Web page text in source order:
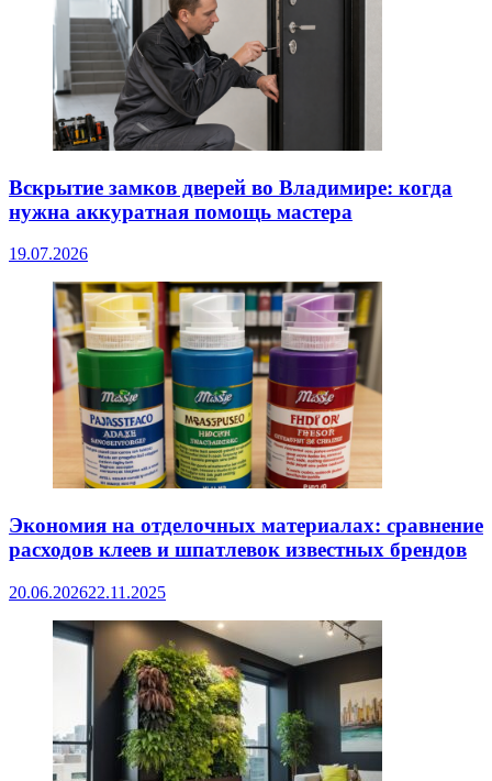
Вскрытие замков дверей во Владимире: когда
нужна аккуратная помощь мастера
19.07.2026
Экономия на отделочных материалах: сравнение
расходов клеев и шпатлевок известных брендов
20.06.202622.11.2025